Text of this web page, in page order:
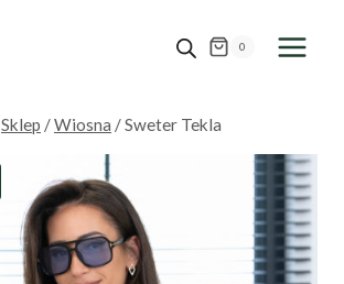
0
Sklep /Wiosna /Sweter Tekla